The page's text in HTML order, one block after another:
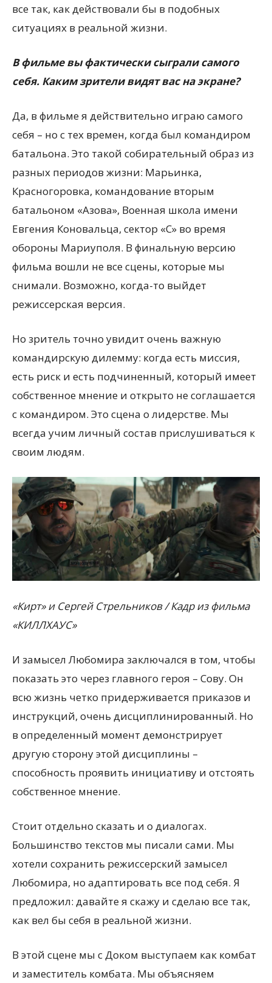
все так, как действовали бы в подобных
ситуациях в реальной жизни.
В фильме вы фактически сыграли самого
себя. Каким зрители видят вас на экране?
Да, в фильме я действительно играю самого
себя – но с тех времен, когда был командиром
батальона. Это такой собирательный образ из
разных периодов жизни: Марьинка,
Красногоровка, командование вторым
батальоном «Азова», Военная школа имени
Евгения Коновальца, сектор «С» во время
обороны Мариуполя. В финальную версию
фильма вошли не все сцены, которые мы
снимали. Возможно, когда-то выйдет
режиссерская версия.
Но зритель точно увидит очень важную
командирскую дилемму: когда есть миссия,
есть риск и есть подчиненный, который имеет
собственное мнение и открыто не соглашается
с командиром. Это сцена о лидерстве. Мы
всегда учим личный состав прислушиваться к
своим людям.
«Кирт» и Сергей Стрельников / Кадр из фильма
«КИЛЛХАУС»
И замысел Любомира заключался в том, чтобы
показать это через главного героя – Сову. Он
всю жизнь четко придерживается приказов и
инструкций, очень дисциплинированный. Но
в определенный момент демонстрирует
другую сторону этой дисциплины –
способность проявить инициативу и отстоять
собственное мнение.
Стоит отдельно сказать и о диалогах.
Большинство текстов мы писали сами. Мы
хотели сохранить режиссерский замысел
Любомира, но адаптировать все под себя. Я
предложил: давайте я скажу и сделаю все так,
как вел бы себя в реальной жизни.
В этой сцене мы с Доком выступаем как комбат
и заместитель комбата. Мы объясняем